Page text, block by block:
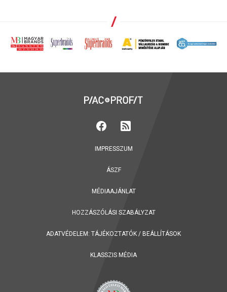
IMPRESSZUM
ÁSZF
MÉDIAAJÁNLAT
HOZZÁSZÓLÁSI SZABÁLYZAT
ADATVÉDELEM: TÁJÉKOZTATÓK / BEÁLLÍTÁSOK
KLASSZIS MÉDIA